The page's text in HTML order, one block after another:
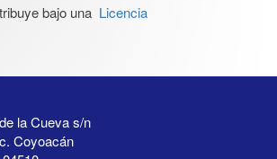
bajo una Licencia
la Cueva s/n
Coyoacán